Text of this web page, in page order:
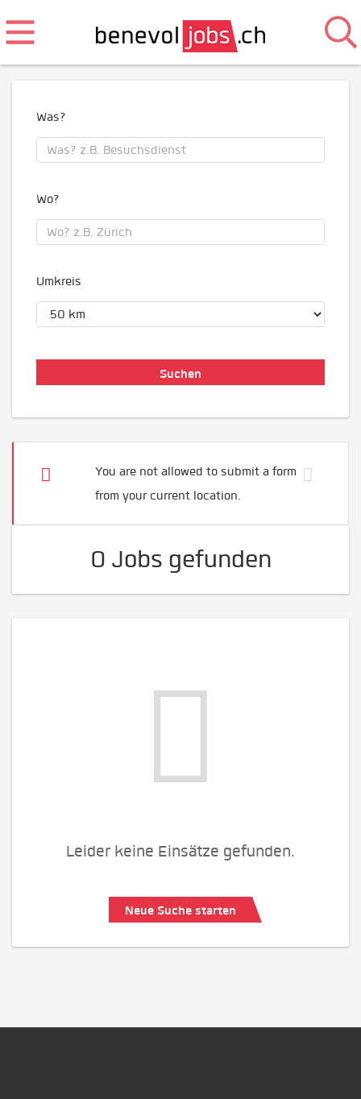
Was?
Wo?
Umkreis
You are not allowed to submit a form
from your current location.
0 Jobs gefunden
Leider keine Einsätze gefunden.
Neue Suche starten